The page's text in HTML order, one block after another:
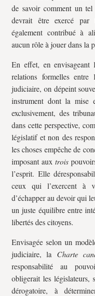
de savoir comment un
devrait être exercé par
également contribué à
aucun rôle à jouer dans la
En effet, en envisageant
relations formelles
judiciaire, on dépeint
instrument dont la mise
exclusivement, des
dans cette perspective,
législatif et non des
les choses empêche de
imposant auxtrois
l’esprit. Elle
ceux qui l’exercent à
d’échapper au devoir qui
un juste équilibre entre
libertés des citoyens.
Envisagée selon un
judiciaire, la Charte
responsabilité au
obligerait les législateurs,
dérogatoire, à